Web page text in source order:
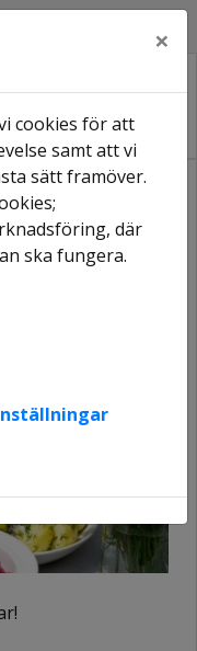
×
cookies för att
samt att vi
sätt framöver.
där
ska fungera.